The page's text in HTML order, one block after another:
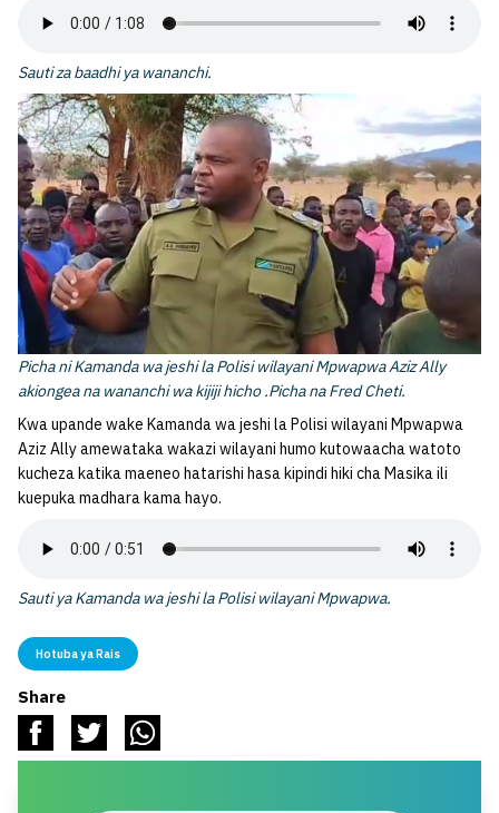
Sauti za baadhi ya wananchi.
Picha ni Kamanda wa jeshi la Polisi wilayani Mpwapwa Aziz Ally
akiongea na wananchi wa kijiji hicho .Picha na Fred Cheti.
Kwa upande wake Kamanda wa jeshi la Polisi wilayani Mpwapwa
Aziz Ally amewataka wakazi wilayani humo kutowaacha watoto
kucheza katika maeneo hatarishi hasa kipindi hiki cha Masika ili
kuepuka madhara kama hayo.
Sauti ya Kamanda wa jeshi la Polisi wilayani Mpwapwa.
Hotuba ya Rais
Share